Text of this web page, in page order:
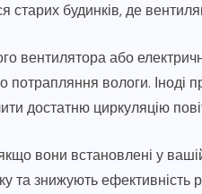
старих будинків, де
вентилятора або
потрапляння вологи.
достатню циркуляцію
вони встановлені у
та знижують